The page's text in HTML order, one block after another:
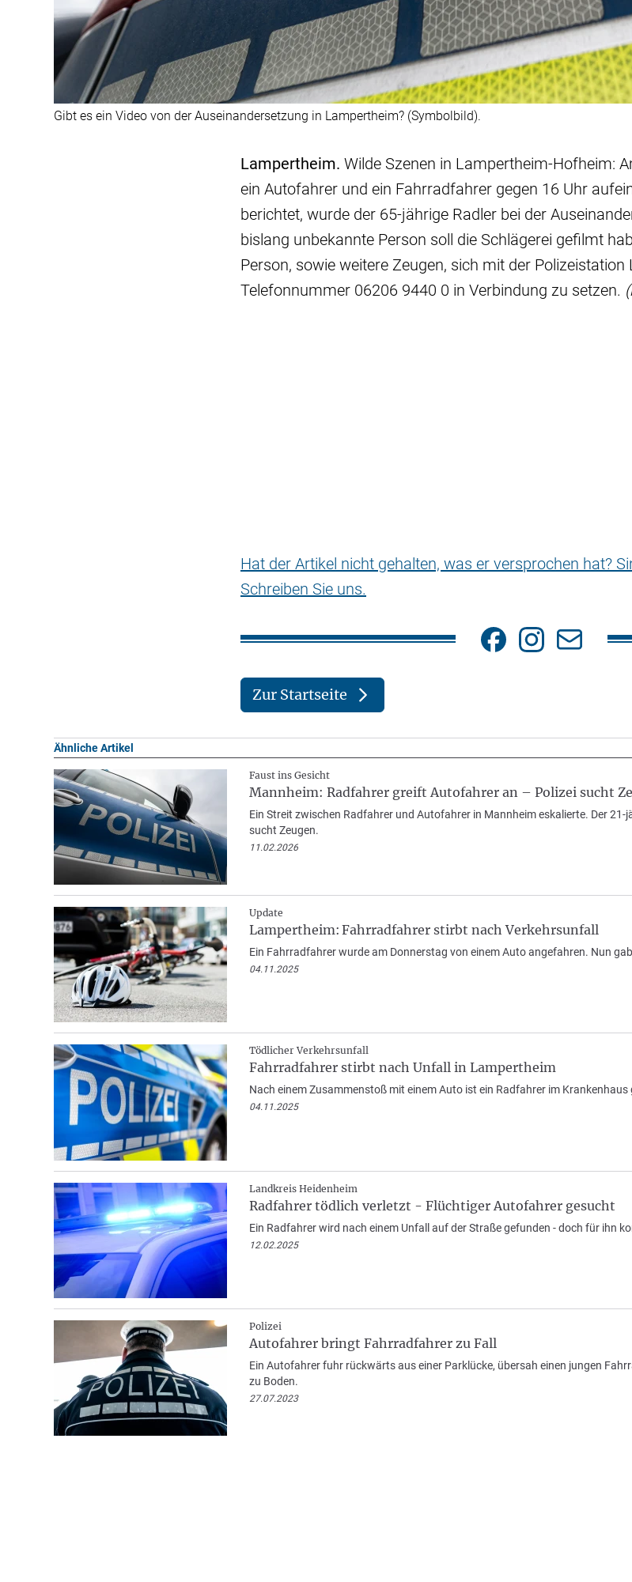
Gibt es ein Video von der Auseinandersetzung in Lampertheim? (Symbolbild).
Lampertheim. Wilde Szenen in Lampertheim-Hofheim:
ein Autofahrer und ein Fahrradfahrer gegen 16 Uhr
berichtet, wurde der 65-jährige Radler bei der
bislang unbekannte Person soll die Schlägerei gefilmt
Person, sowie weitere Zeugen, sich mit der
Telefonnummer 06206 9440 0 in Verbindung zu setzen.
Hat der Artikel nicht gehalten, was er versprochen hat?
Schreiben Sie uns.
Zur Startseite
Ähnliche Artikel
Faust ins Gesicht
Mannheim: Radfahrer greift Autofahrer an – Polizei sucht
Ein Streit zwischen Radfahrer und Autofahrer in Mannheim eskalierte. Der
sucht Zeugen.
11.02.2026
Update
Lampertheim: Fahrradfahrer stirbt nach Verkehrsunfall
Ein Fahrradfahrer wurde am Donnerstag von einem Auto angefahren. Nun
04.11.2025
Tödlicher Verkehrsunfall
Fahrradfahrer stirbt nach Unfall in Lampertheim
Nach einem Zusammenstoß mit einem Auto ist ein Radfahrer im
04.11.2025
Landkreis Heidenheim
Radfahrer tödlich verletzt - Flüchtiger Autofahrer gesucht
Ein Radfahrer wird nach einem Unfall auf der Straße gefunden - doch für ihn
12.02.2025
Polizei
Autofahrer bringt Fahrradfahrer zu Fall
Ein Autofahrer fuhr rückwärts aus einer Parklücke, übersah einen jungen
zu Boden.
27.07.2023